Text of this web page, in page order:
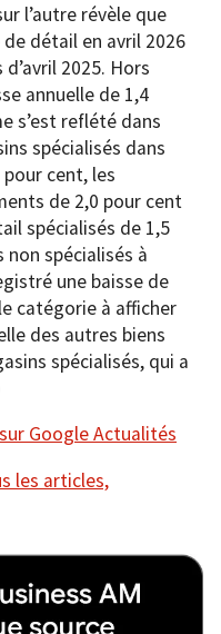
l’autre révèle que
détail en avril 2026
2025. Hors
annuelle de 1,4
s’est reflété dans
spécialisés dans
cent, les
de 2,0 pour cent
spécialisés de 1,5
non spécialisés à
une baisse de
catégorie à afficher
des autres biens
spécialisés, qui a
Google Actualités
les articles,